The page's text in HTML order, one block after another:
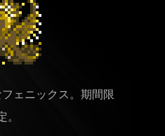
ェニックス。期間限
。